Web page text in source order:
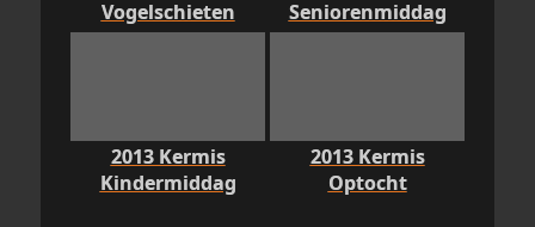
Vogelschieten Seniorenmiddag
2013 Kermis
Kindermiddag
2013 Kermis
Optocht